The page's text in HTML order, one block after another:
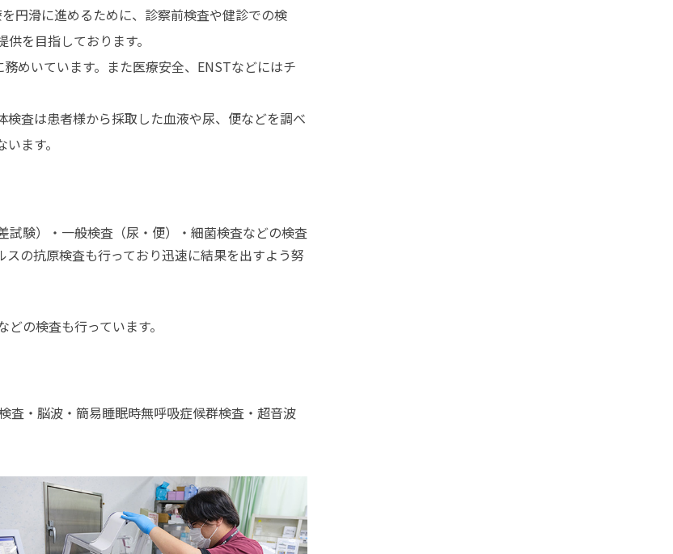
円滑に進めるために、診察前検査や健診での検
を目指しております。
めいています。また医療安全、ENSTなどにはチ
査は患者様から採取した血液や尿、便などを調べ
ます。
験）・一般検査（尿・便）・細菌検査などの検査
の抗原検査も行っており迅速に結果を出すよう努
の検査も行っています。
査・脳波・簡易睡眠時無呼吸症候群検査・超音波